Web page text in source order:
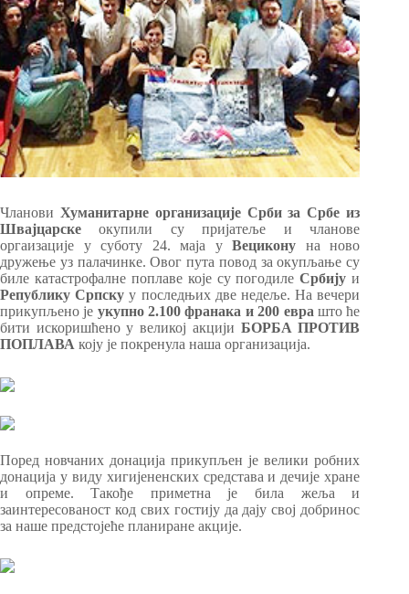
Чланови Хуманитарне организације Срби за Србе из
Швајцарске окупили су пријатеље и чланове
оргаизације у суботу 24. маја уВецикону на ново
дружење уз палачинке. Овог пута повод за окупљање су
биле катастрофалне поплаве које су погодилеСрбијуи
Републику Српскуу последњих две недеље. На вечери
прикупљено је укупно 2.100 франака и 200 евра што ће
бити искоришћено у великој акцији БОРБА ПРОТИВ
ПОПЛАВА коју је покренула наша организација.
Поред новчаних донација прикупљен је велики робних
донација у виду хигијененских средстава и дечије хране
и опреме. Такође приметна је била жеља и
заинтересованост код свих гостију да дају свој добринос
за наше предстојеће планиране акције.